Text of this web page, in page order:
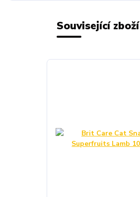
Související zboží